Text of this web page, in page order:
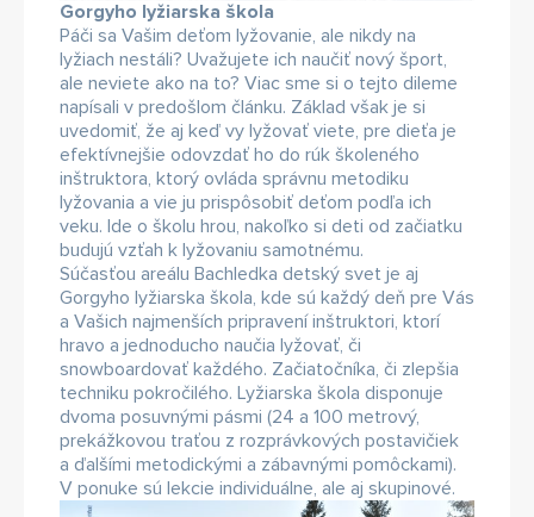
Gorgyho lyžiarska škola
Páči sa Vašim deťom lyžovanie, ale nikdy na
lyžiach nestáli? Uvažujete ich naučiť nový šport,
ale neviete ako na to? Viac sme si o tejto dileme
napísali v predošlom článku. Základ však je si
uvedomiť, že aj keď vy lyžovať viete, pre dieťa je
efektívnejšie odovzdať ho do rúk školeného
inštruktora, ktorý ovláda správnu metodiku
lyžovania a vie ju prispôsobiť deťom podľa ich
veku. Ide o školu hrou, nakoľko si deti od začiatku
budujú vzťah k lyžovaniu samotnému.
Súčasťou areálu Bachledka detský svet je aj
Gorgyho lyžiarska škola, kde sú každý deň pre Vás
a Vašich najmenších pripravení inštruktori, ktorí
hravo a jednoducho naučia lyžovať, či
snowboardovať každého. Začiatočníka, či zlepšia
techniku pokročilého. Lyžiarska škola disponuje
dvoma posuvnými pásmi (24 a 100 metrový,
prekážkovou traťou z rozprávkových postavičiek
a ďalšími metodickými a zábavnými pomôckami).
V ponuke sú lekcie individuálne, ale aj skupinové.